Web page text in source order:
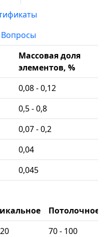
Вопросы
Массовая доля
элементов, %
0,08 - 0,12
0,5 - 0,8
0,07 - 0,2
0,04
0,045
Потолочное
70 - 100